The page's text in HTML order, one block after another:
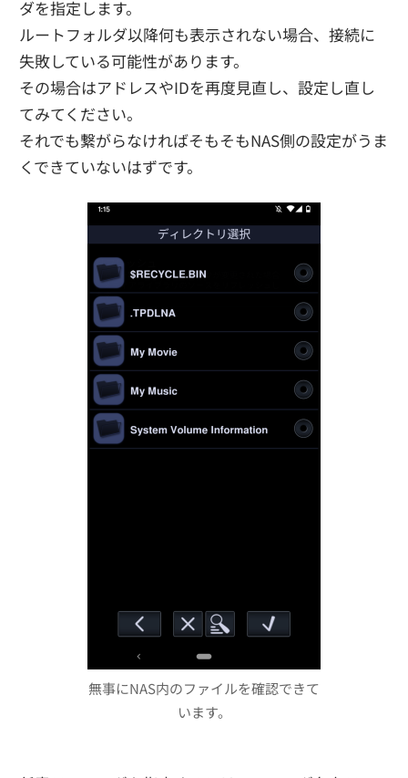
ダを指定します。
ルートフォルダ以降何も表示されない場合、接続に
失敗している可能性があります。
その場合はアドレスやIDを再度見直し、設定し直し
てみてください。
それでも繋がらなければそもそもNAS側の設定がうま
くできていないはずです。
無事にNAS内のファイルを確認できて
います。